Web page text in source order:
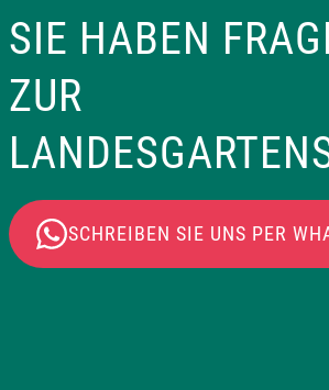
SIE HABEN
ZUR
SCHREIBEN SIE UNS PER